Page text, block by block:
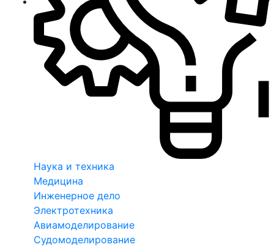
Наука и техника
Медицина
Инженерное дело
Электротехника
Авиамоделирование
Судомоделирование